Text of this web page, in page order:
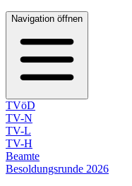
Navigation öffnen
TVöD
TV-N
TV-L
TV-H
Beamte
Besoldungsrunde 2026